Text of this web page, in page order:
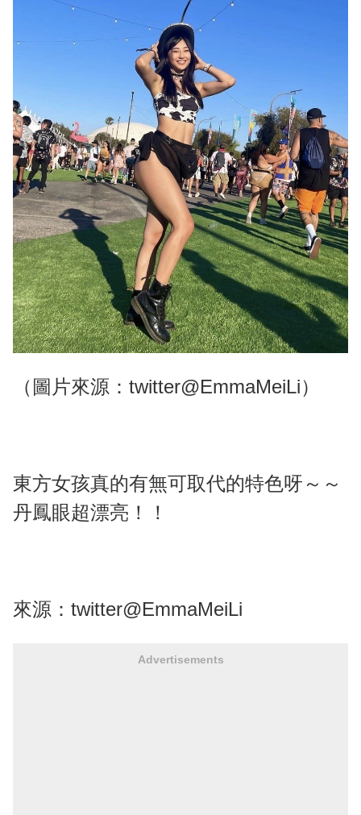
（圖片來源：twitter@EmmaMeiLi）
東方女孩真的有無可取代的特色呀～～
丹鳳眼超漂亮！！
來源：twitter@EmmaMeiLi
Advertisements